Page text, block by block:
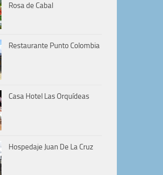
Rosa de Cabal
Restaurante Punto Colombia
Casa Hotel Las Orquídeas
Hospedaje Juan De La Cruz